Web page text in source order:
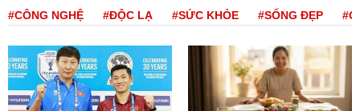
#CÔNG NGHỆ #ĐỘC LẠ #SỨC KHỎE #SỐNG ĐẸP